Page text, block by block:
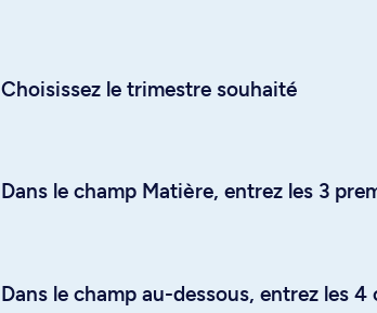
Choisissez le trimestre souhaité
Dans le champ Matière, entrez les 3
Dans le champ au-dessous, entrez les